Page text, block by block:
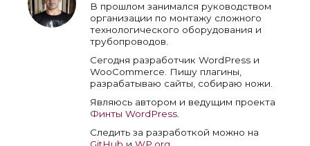
В прошлом занимался руководством
организации по монтажу сложного
технологического оборудования и
трубопроводов.
Сегодня разработчик WordPress и
WooCommerce. Пишу плагины,
разрабатываю сайты, собираю ножи.
Являюсь автором и ведущим проекта
Финты WordPress.
Следить за разработкой можно на